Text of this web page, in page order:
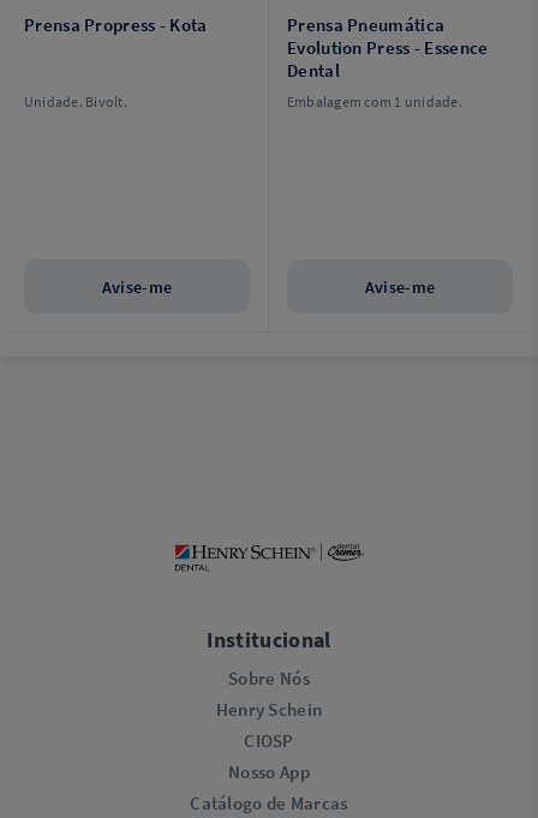
Prensa Propress - Kota
Unidade. Bivolt.
Avise-me
Prensa Pneumática
Evolution Press - Essence
Dental
Embalagem com 1 unidade.
Avise-me
Institucional
Sobre Nós
Henry Schein
CIOSP
Nosso App
Catálogo de Marcas